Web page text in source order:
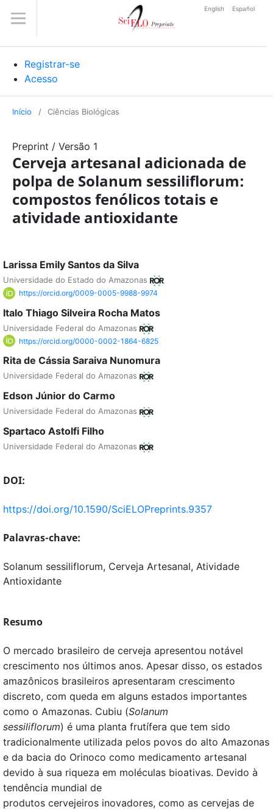
Registrar-se
Acesso
English Español
Início / Ciências Biológicas
Preprint / Versão 1
Cerveja artesanal adicionada de
polpa de Solanum sessiliflorum:
compostos fenólicos totais e
atividade antioxidante
Larissa Emily Santos da Silva
Universidade do Estado do Amazonas
https://orcid.org/0009-0005-9988-9974
Italo Thiago Silveira Rocha Matos
Universidade Federal do Amazonas
https://orcid.org/0000-0002-1864-6825
Rita de Cássia Saraiva Nunomura
Universidade Federal do Amazonas
Edson Júnior do Carmo
Universidade Federal do Amazonas
Spartaco Astolfi Filho
Universidade Federal do Amazonas
DOI:
https://doi.org/10.1590/SciELOPreprints.9357
Palavras-chave:
Solanum sessiliflorum, Cerveja Artesanal, Atividade
Antioxidante
Resumo
O mercado brasileiro de cerveja apresentou notável
crescimento nos últimos anos. Apesar disso, os estados
amazônicos brasileiros apresentaram crescimento
discreto, com queda em alguns estados importantes
como o Amazonas. Cubiu (Solanum
sessiliflorum) é uma planta frutífera que tem sido
tradicionalmente utilizada pelos povos do alto Amazonas
e da bacia do Orinoco como medicamento artesanal
devido à sua riqueza em moléculas bioativas. Devido à
tendência mundial de
produtos cervejeiros inovadores, como as cervejas de